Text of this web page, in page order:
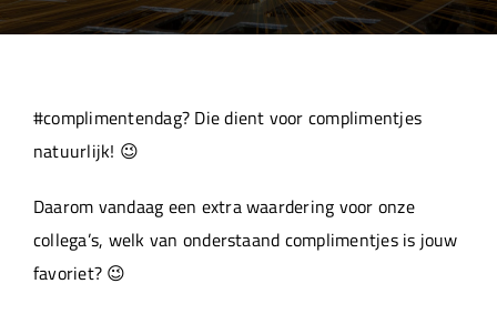
Projecten
#complimentendag? Die dient voor complimentjes
natuurlijk! 😉
Daarom vandaag een extra waardering voor onze
collega’s, welk van onderstaand complimentjes is jouw
favoriet? 😉